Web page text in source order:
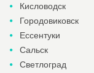
Кисловодск
Городовиковск
Ессентуки
Сальск
Светлоград